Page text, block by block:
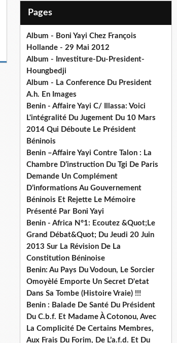
Pages
Album - Boni Yayi Chez François
Hollande - 29 Mai 2012
Album - Investiture-Du-President-
Houngbedji
Album - La Conference Du President
A.h. En Images
Benin - Affaire Yayi C/ Illassa: Voici
L'intégralité Du Jugement Du 10 Mars
2014 Qui Déboute Le Président
Béninois
Benin –Affaire Yayi Contre Talon : La
Chambre D’instruction Du Tgi De Paris
Demande Un Complément
D’informations Au Gouvernement
Béninois Et Rejette Le Mémoire
Présenté Par Boni Yayi
Benin - Africa N°1: Ecoutez &Quot;Le
Grand Débat&Quot; Du Jeudi 20 Juin
2013 Sur La Révision De La
Constitution Béninoise
Benin: Au Pays Du Vodoun, Le Sorcier
Omoyèlé Emporte Un Secret D'etat
Dans Sa Tombe (Histoire Vraie) !!!
Benin : Balade De Santé Du Président
Du C.b.f. Et Madame À Cotonou, Avec
La Complicité De Certains Membres,
Aux Frais Du Forim, De L’a.f.d. Et Du